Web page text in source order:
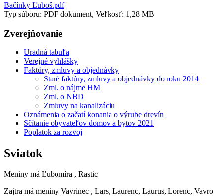
Bačínky Ľuboš.pdf
Typ súboru: PDF dokument, Veľkosť: 1,28 MB
Zverejňovanie
Uradná tabuľa
Verejné vyhlášky
Faktúry, zmluvy a objednávky
Staré faktúry, zmluvy a objednávky do roku 2014
Zml. o nájme HM
Zml. o NBD
Zmluvy na kanalizáciu
Oznámenia o začatí konania o výrube drevín
Sčítanie obyvateľov domov a bytov 2021
Poplatok za rozvoj
Sviatok
Meniny má Ľubomíra , Rastic
Zajtra má meniny Vavrinec , Lars, Laurenc, Laurus, Lorenc, Vavro